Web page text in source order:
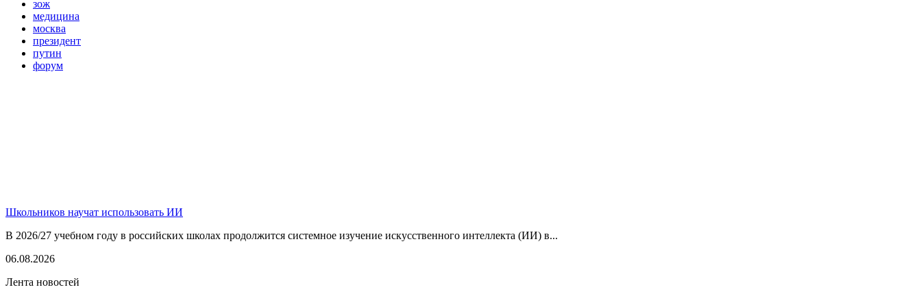
зож
медицина
москва
президент
путин
форум
Школьников научат использовать ИИ
В 2026/27 учебном году в российских школах продолжится системное изучение искусственного интеллекта (ИИ) в...
06.08.2026
Лента новостей